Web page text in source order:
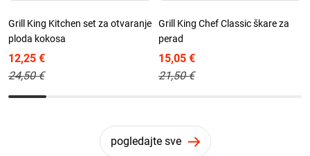
Grill King Kitchen set za otvaranje
ploda kokosa
12,25 €
24,50 €
Grill King Chef Classic škare za
perad
15,05 €
21,50 €
pogledajte sve